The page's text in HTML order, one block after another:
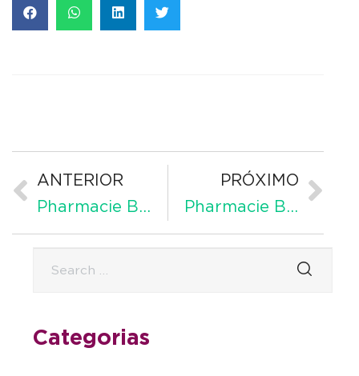
ANTERIOR
Pharmacie Bordeaux 24 en France avec licence
PRÓXIMO
Pharmacie Bordeaux 24 en France
Categorias